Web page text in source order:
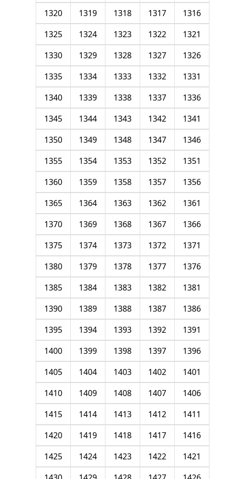
1316
1317
1318
1319
1320
1321
1322
1323
1324
1325
1326
1327
1328
1329
1330
1331
1332
1333
1334
1335
1336
1337
1338
1339
1340
1341
1342
1343
1344
1345
1346
1347
1348
1349
1350
1351
1352
1353
1354
1355
1356
1357
1358
1359
1360
1361
1362
1363
1364
1365
1366
1367
1368
1369
1370
1371
1372
1373
1374
1375
1376
1377
1378
1379
1380
1381
1382
1383
1384
1385
1386
1387
1388
1389
1390
1391
1392
1393
1394
1395
1396
1397
1398
1399
1400
1401
1402
1403
1404
1405
1406
1407
1408
1409
1410
1411
1412
1413
1414
1415
1416
1417
1418
1419
1420
1421
1422
1423
1424
1425